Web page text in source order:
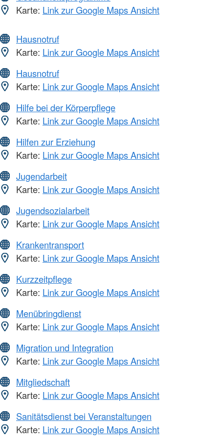
Karte: Link zur Google Maps Ansicht
Hausnotruf
Karte: Link zur Google Maps Ansicht
Hausnotruf
Karte: Link zur Google Maps Ansicht
Hilfe bei der Körperpflege
Karte: Link zur Google Maps Ansicht
Hilfen zur Erziehung
Karte: Link zur Google Maps Ansicht
Jugendarbeit
Karte: Link zur Google Maps Ansicht
Jugendsozialarbeit
Karte: Link zur Google Maps Ansicht
Krankentransport
Karte: Link zur Google Maps Ansicht
Kurzzeitpflege
Karte: Link zur Google Maps Ansicht
Menübringdienst
Karte: Link zur Google Maps Ansicht
Migration und Integration
Karte: Link zur Google Maps Ansicht
Mitgliedschaft
Karte: Link zur Google Maps Ansicht
Sanitätsdienst bei Veranstaltungen
Karte: Link zur Google Maps Ansicht